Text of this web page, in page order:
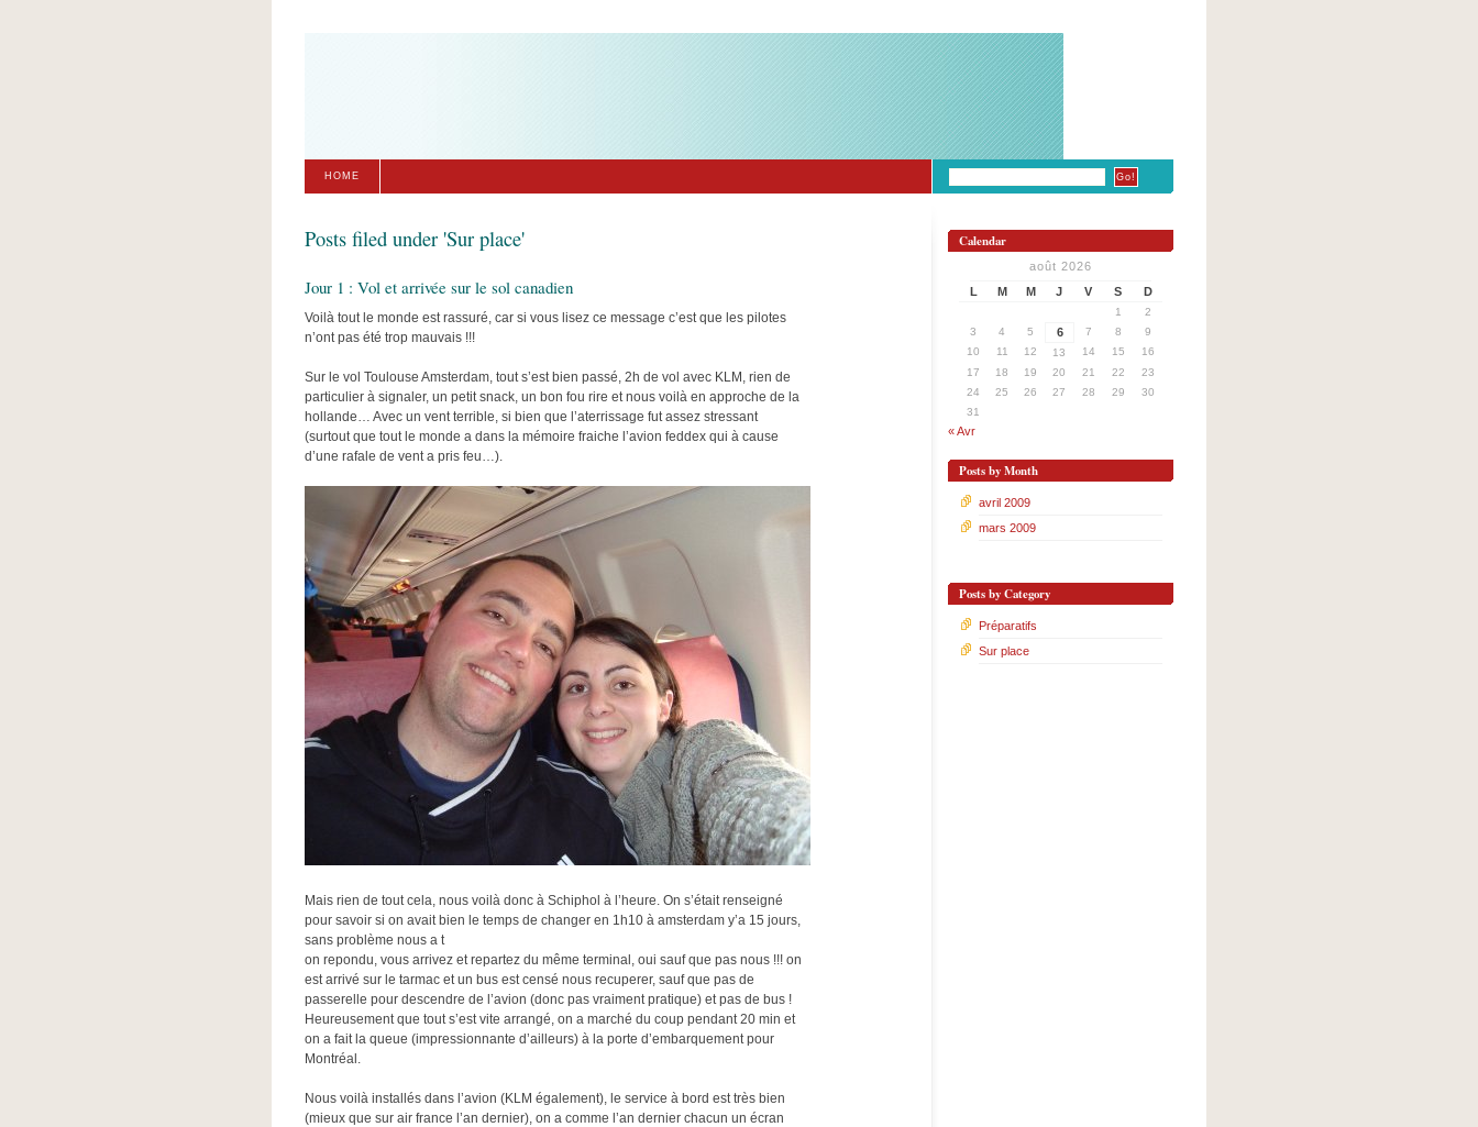
HOME
Posts filed under 'Sur place'
Jour 1 : Vol et arrivée sur le sol canadien
Voilà tout le monde est rassuré, car si vous lisez ce message c’est que les pilotes
n’ont pas été trop mauvais !!!
Sur le vol Toulouse Amsterdam, tout s’est bien passé, 2h de vol avec KLM, rien de
particulier à signaler, un petit snack, un bon fou rire et nous voilà en approche de la
hollande… Avec un vent terrible, si bien que l’aterrissage fut assez stressant
(surtout que tout le monde a dans la mémoire fraiche l’avion feddex qui à cause
d’une rafale de vent a pris feu…).
Mais rien de tout cela, nous voilà donc à Schiphol à l’heure. On s’était renseigné
pour savoir si on avait bien le temps de changer en 1h10 à amsterdam y’a 15 jours,
sans problème nous a t
on repondu, vous arrivez et repartez du même terminal, oui sauf que pas nous !!! on
est arrivé sur le tarmac et un bus est censé nous recuperer, sauf que pas de
passerelle pour descendre de l’avion (donc pas vraiment pratique) et pas de bus !
Heureusement que tout s’est vite arrangé, on a marché du coup pendant 20 min et
on a fait la queue (impressionnante d’ailleurs) à la porte d’embarquement pour
Montréal.
Nous voilà installés dans l’avion (KLM également), le service à bord est très bien
(mieux que sur air france l’an dernier), on a comme l’an dernier chacun un écran
Calendar
août 2026
L
M M J V S D
1
2
3
4 5 6 7 8
9
10
11 12 13 14 15
16
17
18 19 20 21 22
23
24
25 26 27 28 29
30
31
« Avr
Posts by Month
avril 2009
mars 2009
Posts by Category
Préparatifs
Sur place